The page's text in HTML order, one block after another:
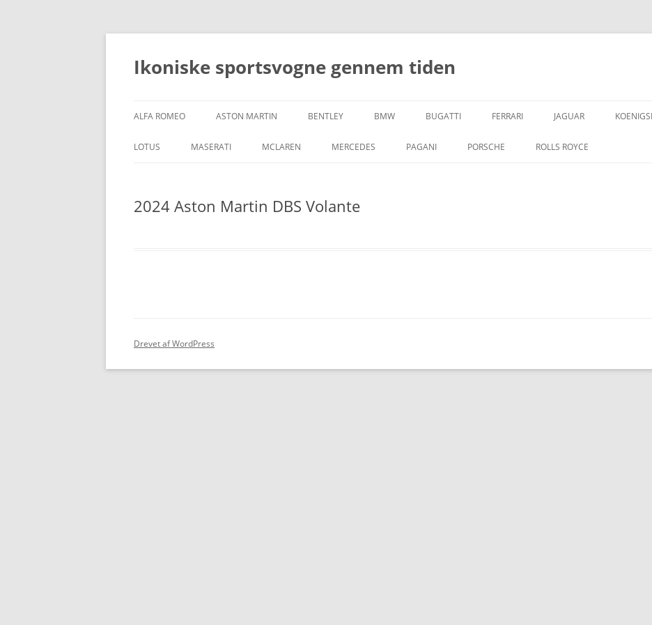
Hop
indhold
Ikoniske sportsvogne gennem tiden
ALFA ROMEO ASTON MARTIN BENTLEY BMW BUGATTI FERRARI JAGUAR
LOTUS MASERATI MCLAREN MERCEDES PAGANI PORSCHE ROLLS ROYCE
2024 Aston Martin DBS Volante
Drevet af WordPress